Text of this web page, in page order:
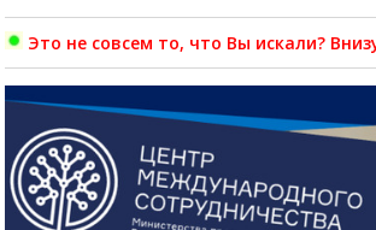
Это не совсем то, что Вы искали?